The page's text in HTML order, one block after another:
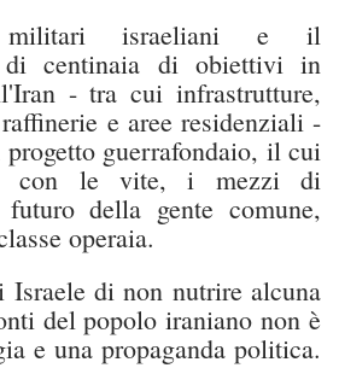
israeliani e il
di centinaia di obiettivi in
- tra cui infrastrutture,
e aree residenziali -
guerrafondaio, il cui
con le vite, i mezzi di
della gente comune,
operaia.
Israele di non nutrire alcuna
del popolo iraniano non è
e una propaganda politica.